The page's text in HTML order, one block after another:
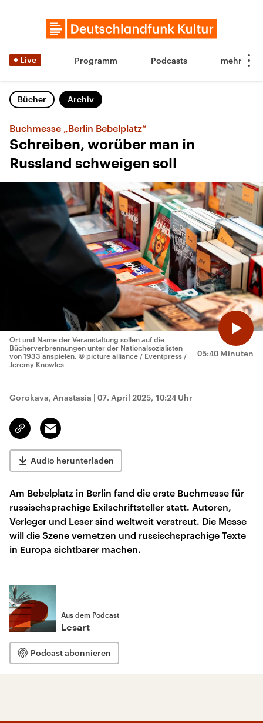
Live Programm Podcasts
Bücher Archiv
Buchmesse „Berlin Bebelplatz“
Schreiben, worüber man in
Russland schweigen soll
05:40 Minuten
Ort und Name der Veranstaltung sollen auf die
Bücherverbrennungen unter der Nationalsozialisten
von 1933 anspielen. © picture alliance / Eventpress /
Jeremy Knowles
Gorokava, Anastasia | 07. April 2025, 10:24 Uhr
Link
kopieren/teilen
Email
Audio herunterladen
Am Bebelplatz in Berlin fand die erste Buchmesse für
russischsprachige Exilschriftsteller statt. Autoren,
Verleger und Leser sind weltweit verstreut. Die Messe
will die Szene vernetzen und russischsprachige Texte
in Europa sichtbarer machen.
Aus dem Podcast
Lesart
Podcast abonnieren